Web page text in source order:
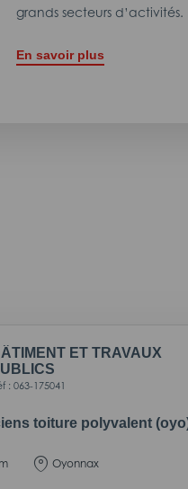
grands secteurs d’activités.
En savoir plus
ET TRAVAUX
: 063-175041
toiture polyvalent
Oyonnax